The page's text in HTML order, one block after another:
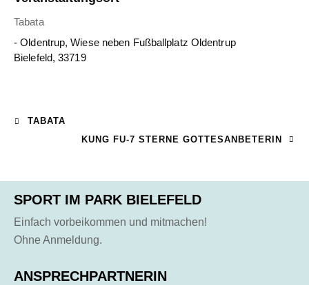
Tabata
- Oldentrup, Wiese neben Fußballplatz Oldentrup
Bielefeld, 33719
TABATA
KUNG FU-7 STERNE GOTTESANBETERIN
SPORT IM PARK BIELEFELD
Einfach vorbeikommen und mitmachen!
Ohne Anmeldung.
ANSPRECHPARTNERIN